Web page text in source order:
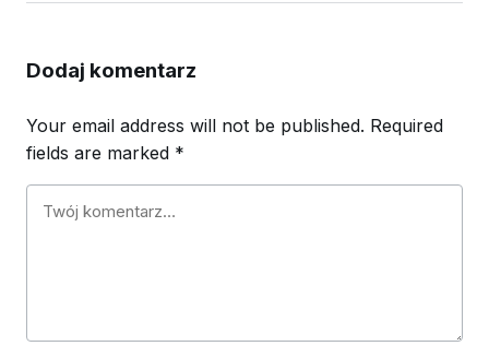
Dodaj komentarz
Your email address will not be published. Required
fields are marked *